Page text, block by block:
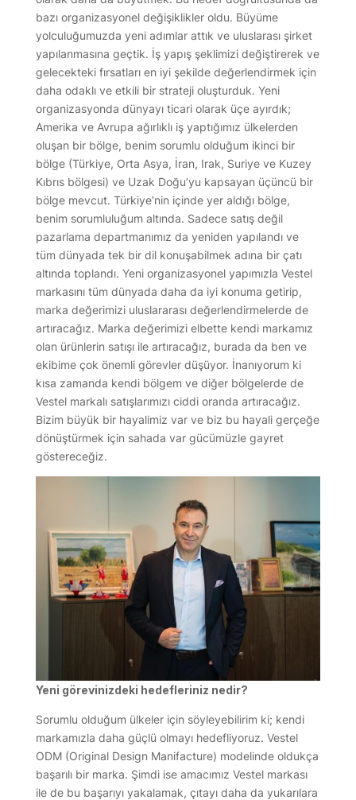
bazı organizasyonel değişiklikler oldu. Büyüme
yolculuğumuzda yeni adımlar attık ve uluslarası şirket
yapılanmasına geçtik. İş yapış şeklimizi değiştirerek ve
gelecekteki fırsatları en iyi şekilde değerlendirmek için
daha odaklı ve etkili bir strateji oluşturduk. Yeni
organizasyonda dünyayı ticari olarak üçe ayırdık;
Amerika ve Avrupa ağırlıklı iş yaptığımız ülkelerden
oluşan bir bölge, benim sorumlu olduğum ikinci bir
bölge (Türkiye, Orta Asya, İran, Irak, Suriye ve Kuzey
Kıbrıs bölgesi) ve Uzak Doğu’yu kapsayan üçüncü bir
bölge mevcut. Türkiye’nin içinde yer aldığı bölge,
benim sorumluluğum altında. Sadece satış değil
pazarlama departmanımız da yeniden yapılandı ve
tüm dünyada tek bir dil konuşabilmek adına bir çatı
altında toplandı. Yeni organizasyonel yapımızla Vestel
markasını tüm dünyada daha da iyi konuma getirip,
marka değerimizi uluslararası değerlendirmelerde de
artıracağız. Marka değerimizi elbette kendi markamız
olan ürünlerin satışı ile artıracağız, burada da ben ve
ekibime çok önemli görevler düşüyor. İnanıyorum ki
kısa zamanda kendi bölgem ve diğer bölgelerde de
Vestel markalı satışlarımızı ciddi oranda artıracağız.
Bizim büyük bir hayalimiz var ve biz bu hayali gerçeğe
dönüştürmek için sahada var gücümüzle gayret
göstereceğiz.
Yeni görevinizdeki hedefleriniz nedir?
Sorumlu olduğum ülkeler için söyleyebilirim ki; kendi
markamızla daha güçlü olmayı hedefliyoruz. Vestel
ODM (Original Design Manifacture) modelinde oldukça
başarılı bir marka. Şimdi ise amacımız Vestel markası
ile de bu başarıyı yakalamak, çıtayı daha da yukarılara